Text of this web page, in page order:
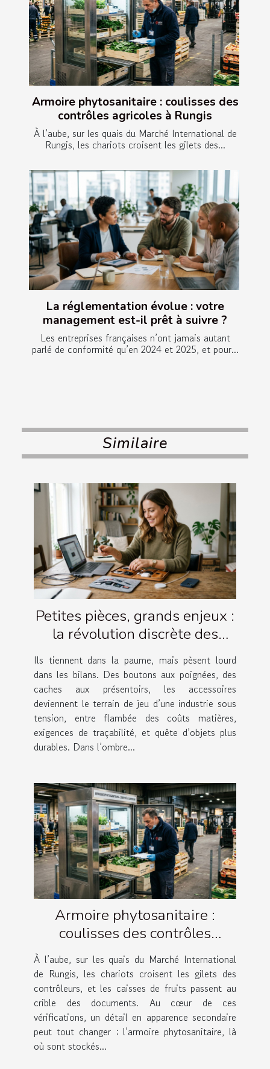
Armoire phytosanitaire : coulisses des
contrôles agricoles à Rungis
À l’aube, sur les quais du Marché International de
Rungis, les chariots croisent les gilets des...
La réglementation évolue : votre
management est-il prêt à suivre ?
Les entreprises françaises n’ont jamais autant
parlé de conformité qu’en 2024 et 2025, et pour...
Similaire
Petites pièces, grands enjeux :
la révolution discrète des
accessoires
Ils tiennent dans la paume, mais pèsent lourd
dans les bilans. Des boutons aux poignées, des
caches aux présentoirs, les accessoires
deviennent le terrain de jeu d’une industrie sous
tension, entre flambée des coûts matières,
exigences de traçabilité, et quête d’objets plus
durables. Dans l’ombre...
Armoire phytosanitaire :
coulisses des contrôles
agricoles à Rungis
À l’aube, sur les quais du Marché International
de Rungis, les chariots croisent les gilets des
contrôleurs, et les caisses de fruits passent au
crible des documents. Au cœur de ces
vérifications, un détail en apparence secondaire
peut tout changer : l’armoire phytosanitaire, là
où sont stockés...